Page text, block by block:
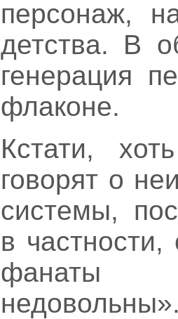
персонаж,
детства. В
генерация
флаконе.
Кстати,
говорят о
системы,
в
фанаты